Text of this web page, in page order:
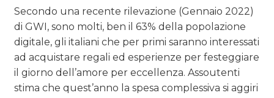
Secondo una recente rilevazione (Gennaio 2022)
di GWI, sono molti, ben il 63% della popolazione
digitale, gli italiani che per primi saranno interessati
ad acquistare regali ed esperienze per festeggiare
il giorno dell’amore per eccellenza. Assoutenti
stima che quest’anno la spesa complessiva si aggiri